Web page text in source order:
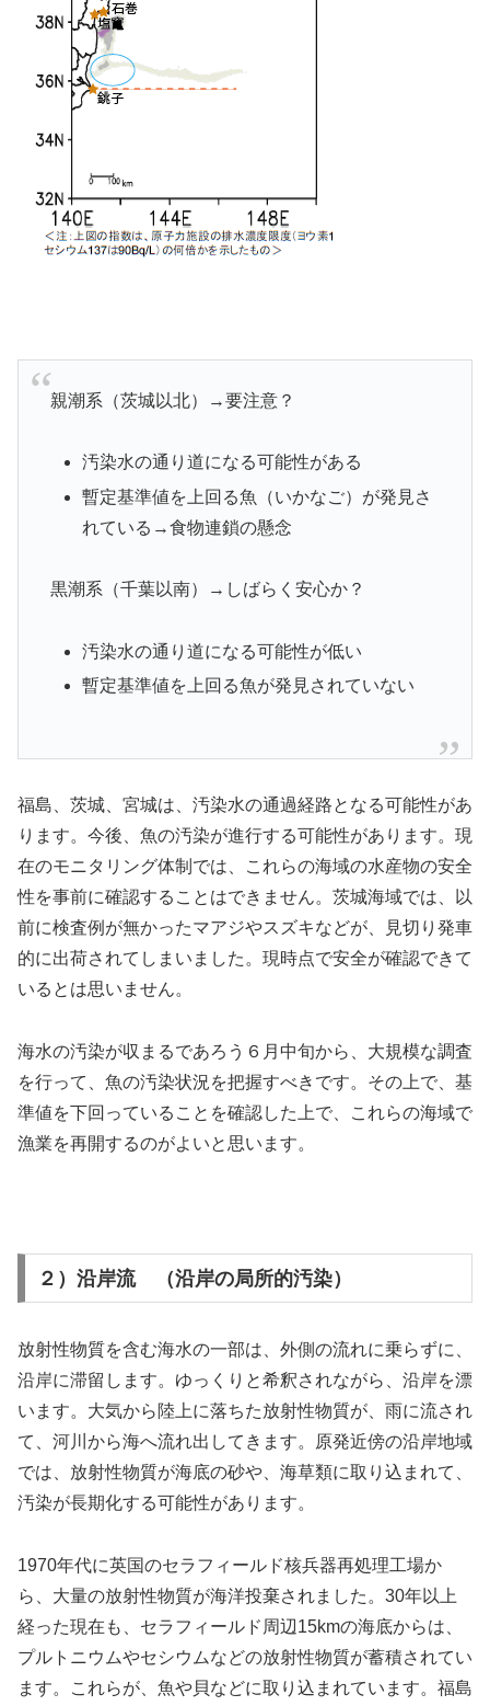
親潮系（茨城以北）→要注意？
汚染水の通り道になる可能性がある
暫定基準値を上回る魚（いかなご）が発見さ
れている→食物連鎖の懸念
黒潮系（千葉以南）→しばらく安心か？
汚染水の通り道になる可能性が低い
暫定基準値を上回る魚が発見されていない
福島、茨城、宮城は、汚染水の通過経路となる可能性があ
ります。今後、魚の汚染が進行する可能性があります。現
在のモニタリング体制では、これらの海域の水産物の安全
性を事前に確認することはできません。茨城海域では、以
前に検査例が無かったマアジやスズキなどが、見切り発車
的に出荷されてしまいました。現時点で安全が確認できて
いるとは思いません。
海水の汚染が収まるであろう６月中旬から、大規模な調査
を行って、魚の汚染状況を把握すべきです。その上で、基
準値を下回っていることを確認した上で、これらの海域で
漁業を再開するのがよいと思います。
２）沿岸流 （沿岸の局所的汚染）
放射性物質を含む海水の一部は、外側の流れに乗らずに、
沿岸に滞留します。ゆっくりと希釈されながら、沿岸を漂
います。大気から陸上に落ちた放射性物質が、雨に流され
て、河川から海へ流れ出してきます。原発近傍の沿岸地域
では、放射性物質が海底の砂や、海草類に取り込まれて、
汚染が長期化する可能性があります。
1970年代に英国のセラフィールド核兵器再処理工場か
ら、大量の放射性物質が海洋投棄されました。30年以上
経った現在も、セラフィールド周辺15kmの海底からは、
プルトニウムやセシウムなどの放射性物質が蓄積されてい
ます。これらが、魚や貝などに取り込まれています。福島